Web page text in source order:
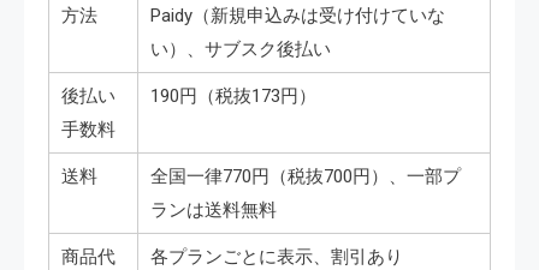
方法
Paidy（新規申込みは受け付けていな
い）、サブスク後払い
後払い
手数料
190円（税抜173円）
送料
全国一律770円（税抜700円）、一部プ
ランは送料無料
商品代
各プランごとに表示、割引あり